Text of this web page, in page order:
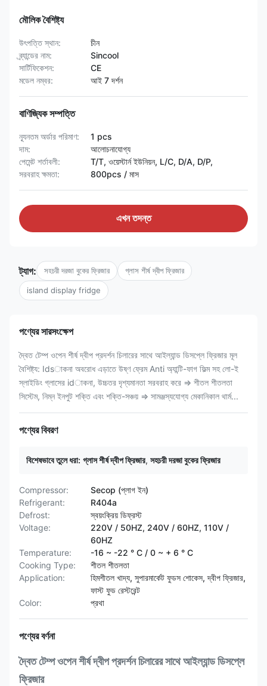
মৌলিক বৈশিষ্ট্য
উৎপত্তি স্থান:
চীন
ব্র্যান্ডের নাম:
Sincool
সার্টিফিকেশন:
CE
মডেল নম্বর:
আই 7 দর্শন
বাণিজ্যিক সম্পত্তি
ন্যূনতম অর্ডার পরিমাণ:
1 pcs
দাম:
আলোচনাযোগ্য
পেমেন্ট শর্তাবলী:
T/T, ওয়েস্টার্ন ইউনিয়ন, L/C, D/A, D/P,
সরবরাহ ক্ষমতা:
800pcs / মাস
এখন তদন্ত
ট্যাগ: সহচরী দরজা বুকের ফ্রিজার গ্লাস শীর্ষ দ্বীপ ফ্রিজার
island display fridge
পণ্যের সারসংক্ষেপ
দ্বৈত টেম্প ওপেন শীর্ষ দ্বীপ প্রদর্শন চিলারের সাথে আইল্যান্ড ডিসপ্লে ফ্রিজার মূল
বৈশিষ্ট্য: Idsাকনা অবরোধ এড়াতে উষ্ণ ফ্রেম Anti অ্যান্টি-ফাগ ফিল্ম সহ লো-ই
স্লাইডিং গ্লাসের idাকনা, উচ্চতর দৃশ্যমানতা সরবরাহ করে ⇒ শীতল শীতলতা
সিস্টেম, নিম্ন ইনপুট শক্তি এবং শক্তি-সঞ্চয় ⇒ সামঞ্জস্যযোগ্য মেকানিকাল থার্ম...
পণ্যের বিবরণ
বিশেষভাবে তুলে ধরা: গ্লাস শীর্ষ দ্বীপ ফ্রিজার, সহচরী দরজা বুকের ফ্রিজার
Compressor:
Secop (প্লাগ ইন)
Refrigerant:
R404a
Defrost:
স্বয়ংক্রিয় ডিফ্রস্ট
Voltage:
220V / 50HZ, 240V / 60HZ, 110V /
60HZ
Temperature:
-16 ~ -22 ° C / 0 ~ + 6 ° C
Cooking Type:
শীতল শীতলতা
Application:
হিমশীতল খাদ্য, সুপারমার্কেট ফুডস শোকেস, দ্বীপ ফ্রিজার,
ফাস্ট ফুড রেস্টরেন্ট
Color:
প্রথা
পণ্যের বর্ণনা
দ্বৈত টেম্প ওপেন শীর্ষ দ্বীপ প্রদর্শন চিলারের সাথে আইল্যান্ড ডিসপ্লে
ফ্রিজার